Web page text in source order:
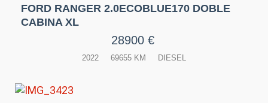
FORD RANGER 2.0ECOBLUE170 DOBLE
CABINA XL
28900 €
2022 69655 KM DIESEL